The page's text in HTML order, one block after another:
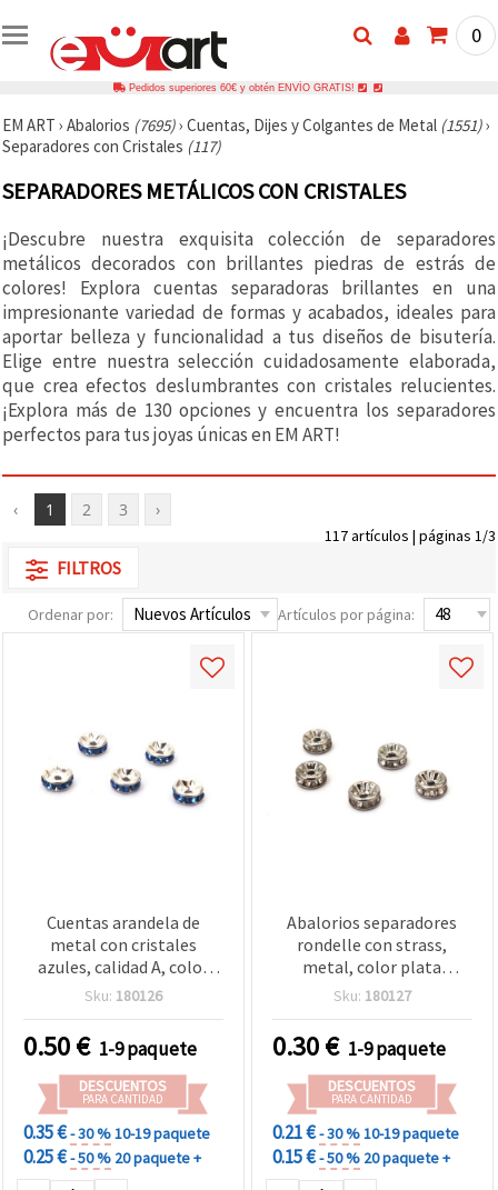
0
Pedidos superiores 60€ y obtén ENVÍO GRATIS!
EM ART › Abalorios (7695)› Cuentas, Dijes y Colgantes de Metal (1551)›
Separadores con Cristales (117)
SEPARADORES METÁLICOS CON CRISTALES
¡Descubre nuestra exquisita colección de separadores
metálicos decorados con brillantes piedras de estrás de
colores! Explora cuentas separadoras brillantes en una
impresionante variedad de formas y acabados, ideales para
aportar belleza y funcionalidad a tus diseños de bisutería.
Elige entre nuestra selección cuidadosamente elaborada,
que crea efectos deslumbrantes con cristales relucientes.
¡Explora más de 130 opciones y encuentra los separadores
perfectos para tus joyas únicas en EM ART!
‹ 1 2 3 ›
117 artículos | páginas 1/3
FILTROS
Ordenar por: Artículos por página:
Cuentas arandela de
metal con cristales
azules, calidad A, color
blanco, 6x3 mm, agujero 1
Sku: 180126
0.50€ 1-9 paquete
DESCUENTOS
PARA CANTIDAD
0.35 €- 30 %10-19 paquete
0.25 €- 50 % 20 paquete +
Abalorios separadores
rondelle con strass,
metal, color plata
brillante, 8 x 3,5 mm,
Sku: 180127
0.30€ 1-9 paquete
DESCUENTOS
PARA CANTIDAD
0.21 €- 30 %10-19 paquete
0.15 €- 50 % 20 paquete +